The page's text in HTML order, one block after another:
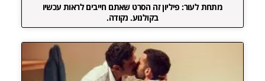
מתחת לעור: פיליון זה הסרט שאתם חייבים לראות עכשיו
בקולנוע. נקודה.